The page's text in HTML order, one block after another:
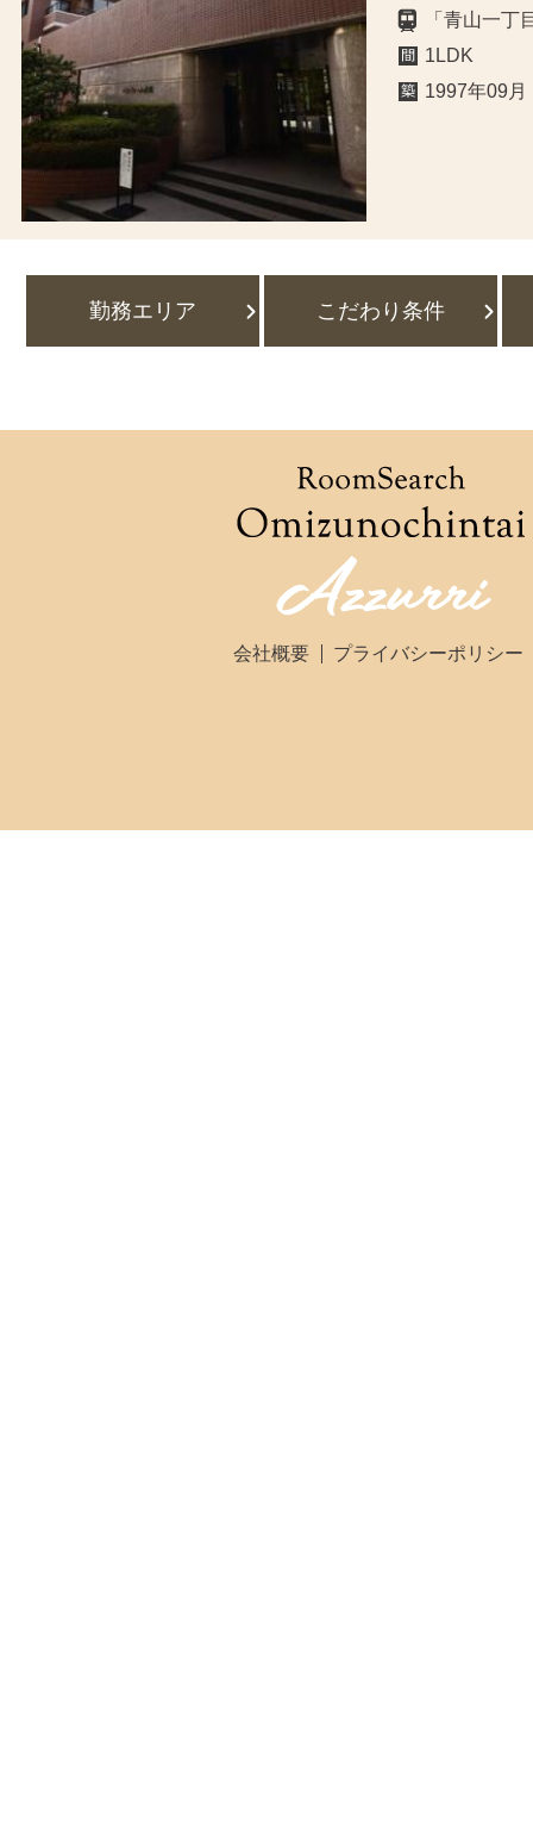
「青山一
1LDK
1997年09月
勤務エリア こだわり条件
会社概要 プライバシーポリシー